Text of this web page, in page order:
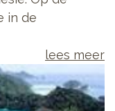
in de
lees meer